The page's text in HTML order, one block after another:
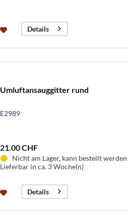
Details
Umluftansauggitter rund
E2989
21.00 CHF
Nicht am Lager, kann bestellt werden
Lieferbar in ca. 3 Woche(n)
Details